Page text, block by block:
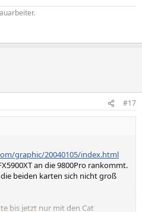
#17
graphic/20040105/index.html
an die 9800Pro rankommt.
beiden karten sich nicht groß
bis jetzt nur mit den Cat